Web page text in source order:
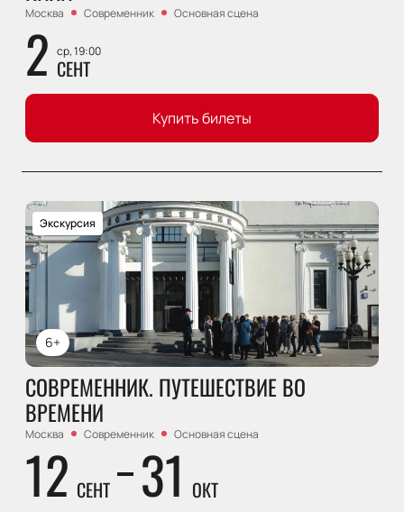
Москва Современник Основная сцена
2 ср, 19:00
СЕНТ
Купить билеты
6+
Экскурсия
СОВРЕМЕННИК. ПУТЕШЕСТВИЕ ВО
ВРЕМЕНИ
Москва Современник Основная сцена
12 СЕНТ 31 ОКТ